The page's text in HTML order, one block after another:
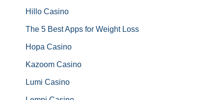
Hillo Casino
The 5 Best Apps for Weight Loss
Hopa Casino
Kazoom Casino
Lumi Casino